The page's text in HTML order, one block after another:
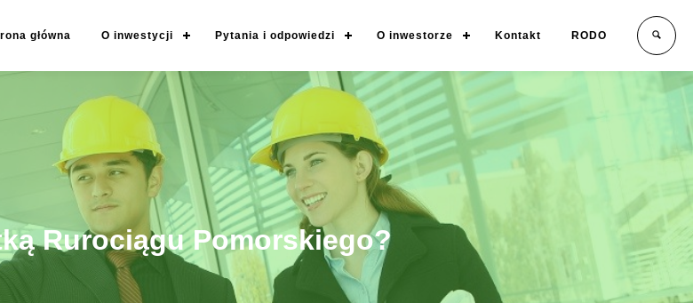
główna O inwestycji Pytania i odpowiedzi O inwestorze Kontakt RODO
Rurociągu Pomorskiego?